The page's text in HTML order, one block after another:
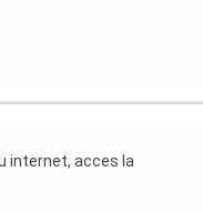
internet, acces la